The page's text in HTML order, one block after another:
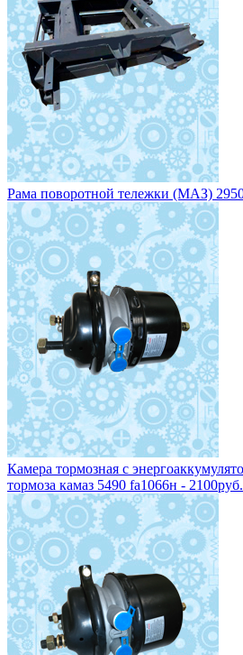
Рама поворотной тележки (МАЗ)
Камера тормозная с
тормоза камаз 5490 fa1066н - 2100руб.